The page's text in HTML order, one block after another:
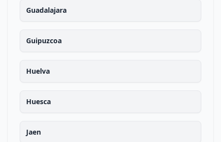
Guadalajara
Guipuzcoa
Huelva
Huesca
Jaen